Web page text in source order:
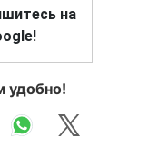
на
удобно!